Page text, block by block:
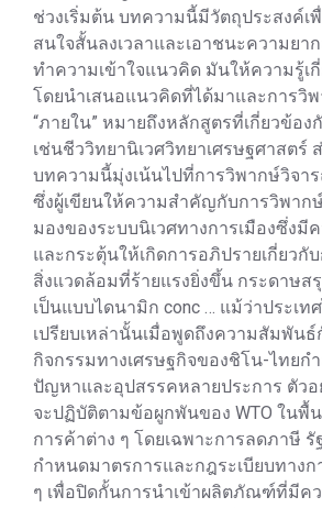
ช่วงเริ่มต้น บทความนี้มีวัตถุประสงค์เ
สนใจสั้นลงเวลาและเอาชนะความยา
ทำความเข้าใจแนวคิด มันให้ความรู้เกี่
โดยนำเสนอแนวคิดที่ได้มาและการวิ
“ภายใน” หมายถึงหลักสูตรที่เกี่ยวข้อง
เช่นชีววิทยานิเวศวิทยาเศรษฐศาสตร์
บทความนี้มุ่งเน้นไปที่การวิพากษ์วิจา
ซึ่งผู้เขียนให้ความสำคัญกับการวิพาก
มองของระบบนิเวศทางการเมืองซึ่งมี
และกระตุ้นให้เกิดการอภิปรายเกี่ยว
สิ่งแวดล้อมที่ร้ายแรงยิ่งขึ้น กระดาษส
เป็นแบบไดนามิก conc … แม้ว่าประเท
เปรียบเหล่านั้นเมื่อพูดถึงความสัมพัน
กิจกรรมทางเศรษฐกิจของชิโน-ไทยก
ปัญหาและอุปสรรคหลายประการ ตัวอ
จะปฏิบัติตามข้อผูกพันของ WTO ในพื้
การค้าต่าง ๆ โดยเฉพาะการลดภาษี รั
กำหนดมาตรการและกฎระเบียบทาง
ๆ เพื่อปิดกั้นการนำเข้าผลิตภัณฑ์ที่มีค